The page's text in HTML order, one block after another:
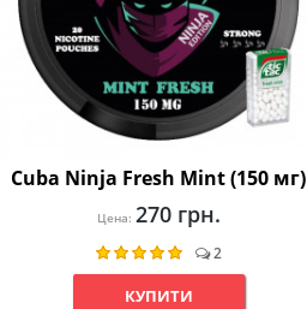
Cuba Ninja Fresh Mint (150 мг)
Цена: 270 грн.
2
КУПИТИ